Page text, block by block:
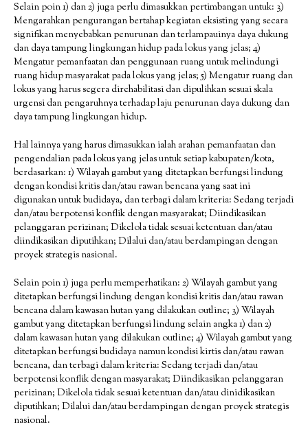
Selain poin 1) dan 2) juga perlu dimasukkan pertimbangan untuk: 3)
Mengarahkan pengurangan bertahap kegiatan eksisting yang secara
signifikan menyebabkan penurunan dan terlampauinya daya dukung
dan daya tampung lingkungan hidup pada lokus yang jelas; 4)
Mengatur pemanfaatan dan penggunaan ruang untuk melindungi
ruang hidup masyarakat pada lokus yang jelas; 5) Mengatur ruang dan
lokus yang harus segera direhabilitasi dan dipulihkan sesuai skala
urgensi dan pengaruhnya terhadap laju penurunan daya dukung dan
daya tampung lingkungan hidup.
Hal lainnya yang harus dimasukkan ialah arahan pemanfaatan dan
pengendalian pada lokus yang jelas untuk setiap kabupaten/kota,
berdasarkan: 1) Wilayah gambut yang ditetapkan berfungsi lindung
dengan kondisi kritis dan/atau rawan bencana yang saat ini
digunakan untuk budidaya, dan terbagi dalam kriteria: Sedang terjadi
dan/atau berpotensi konflik dengan masyarakat; Diindikasikan
pelanggaran perizinan; Dikelola tidak sesuai ketentuan dan/atau
diindikasikan diputihkan; Dilalui dan/atau berdampingan dengan
proyek strategis nasional.
Selain poin 1) juga perlu memperhatikan: 2) Wilayah gambut yang
ditetapkan berfungsi lindung dengan kondisi kritis dan/atau rawan
bencana dalam kawasan hutan yang dilakukan outline; 3) Wilayah
gambut yang ditetapkan berfungsi lindung selain angka 1) dan 2)
dalam kawasan hutan yang dilakukan outline; 4) Wilayah gambut yang
ditetapkan berfungsi budidaya namun kondisi kirtis dan/atau rawan
bencana, dan terbagi dalam kriteria: Sedang terjadi dan/atau
berpotensi konflik dengan masyarakat; Diindikasikan pelanggaran
perizinan; Dikelola tidak sesuai ketentuan dan/atau dinidikasikan
diputihkan; Dilalui dan/atau berdampingan dengan proyek strategis
nasional.